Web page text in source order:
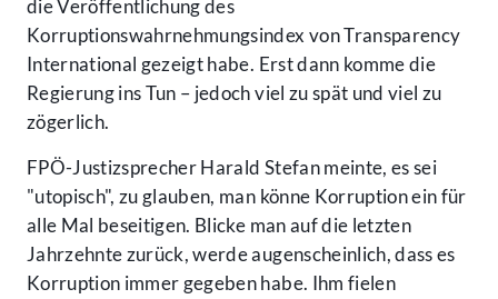
die Veröffentlichung des
Korruptionswahrnehmungsindex von Transparency
International gezeigt habe. Erst dann komme die
Regierung ins Tun – jedoch viel zu spät und viel zu
zögerlich.
FPÖ-Justizsprecher Harald Stefan meinte, es sei
"utopisch", zu glauben, man könne Korruption ein für
alle Mal beseitigen. Blicke man auf die letzten
Jahrzehnte zurück, werde augenscheinlich, dass es
Korruption immer gegeben habe. Ihm fielen